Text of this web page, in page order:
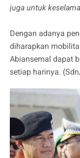
juga untuk
Dengan adanya
diharapkan
Abiansemal dapat
setiap harinya.